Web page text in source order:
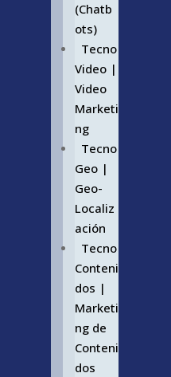
(Chatb
ots)
Tecno
Video |
Video
Marketi
ng
Tecno
Geo |
Geo-
Localiz
ación
Tecno
Conteni
dos |
Marketi
ng de
Conteni
dos